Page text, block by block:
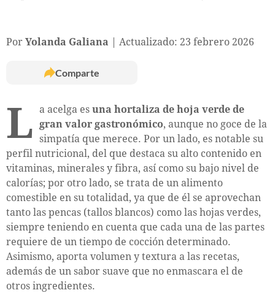
Por Yolanda Galiana Actualizado: 23 febrero 2026
Comparte
L a acelga es una hortaliza de hoja verde de
gran valor gastronómico, aunque no goce de la
simpatía que merece. Por un lado, es notable su
perfil nutricional, del que destaca su alto contenido en
vitaminas, minerales y fibra, así como su bajo nivel de
calorías; por otro lado, se trata de un alimento
comestible en su totalidad, ya que de él se aprovechan
tanto las pencas (tallos blancos) como las hojas verdes,
siempre teniendo en cuenta que cada una de las partes
requiere de un tiempo de cocción determinado.
Asimismo, aporta volumen y textura a las recetas,
además de un sabor suave que no enmascara el de
otros ingredientes.